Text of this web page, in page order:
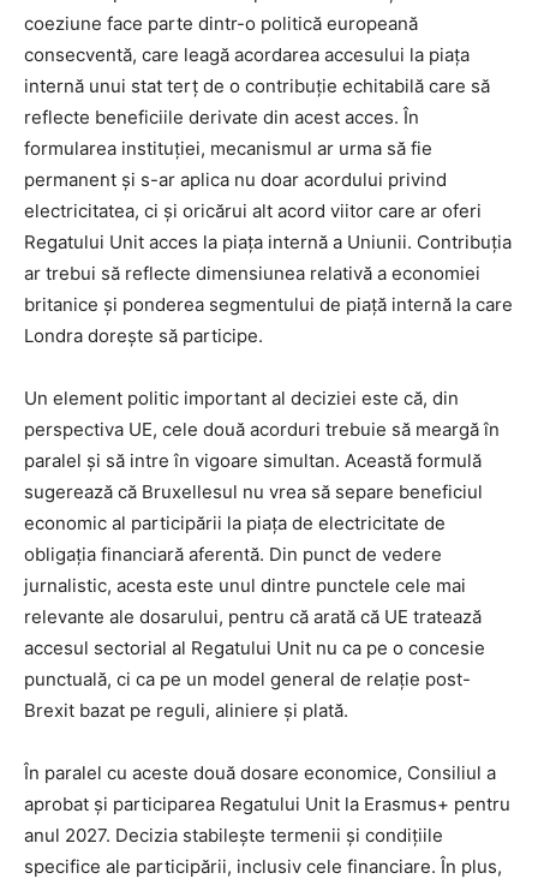
coeziune face parte dintr-o politică europeană
consecventă, care leagă acordarea accesului la piața
internă unui stat terț de o contribuție echitabilă care să
reflecte beneficiile derivate din acest acces. În
formularea instituției, mecanismul ar urma să fie
permanent și s-ar aplica nu doar acordului privind
electricitatea, ci și oricărui alt acord viitor care ar oferi
Regatului Unit acces la piața internă a Uniunii. Contribuția
ar trebui să reflecte dimensiunea relativă a economiei
britanice și ponderea segmentului de piață internă la care
Londra dorește să participe.
Un element politic important al deciziei este că, din
perspectiva UE, cele două acorduri trebuie să meargă în
paralel și să intre în vigoare simultan. Această formulă
sugerează că Bruxellesul nu vrea să separe beneficiul
economic al participării la piața de electricitate de
obligația financiară aferentă. Din punct de vedere
jurnalistic, acesta este unul dintre punctele cele mai
relevante ale dosarului, pentru că arată că UE tratează
accesul sectorial al Regatului Unit nu ca pe o concesie
punctuală, ci ca pe un model general de relație post-
Brexit bazat pe reguli, aliniere și plată.
În paralel cu aceste două dosare economice, Consiliul a
aprobat și participarea Regatului Unit la Erasmus+ pentru
anul 2027. Decizia stabilește termenii și condițiile
specifice ale participării, inclusiv cele financiare. În plus,